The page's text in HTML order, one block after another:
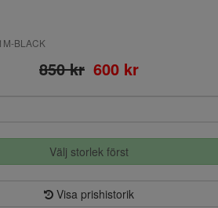
BLACK
850 kr 600 kr
Välj storlek först
Visa prishistorik